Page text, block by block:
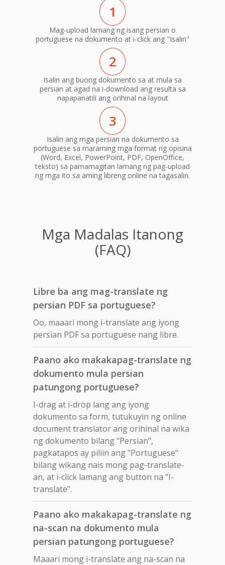
1
Mag-upload lamang ng isang persian o
portuguese na dokumento at i-click ang "Isalin"
2
Isalin ang buong dokumento sa at mula sa
persian at agad na i-download ang resulta sa
napapanatili ang orihinal na layout
3
Isalin ang mga persian na dokumento sa
portuguese sa maraming mga format ng opisina
(Word, Excel, PowerPoint, PDF, OpenOffice,
teksto) sa pamamagitan lamang ng pag-upload
ng mga ito sa aming libreng online na tagasalin.
Mga Madalas Itanong
(FAQ)
Libre ba ang mag-translate ng
persian PDF sa portuguese?
Oo, maaari mong i-translate ang iyong
persian PDF sa portuguese nang libre.
Paano ako makakapag-translate ng
dokumento mula persian
patungong portuguese?
I-drag at i-drop lang ang iyong
dokumento sa form, tutukuyin ng online
document translator ang orihinal na wika
ng dokumento bilang "Persian",
pagkatapos ay piliin ang "Portuguese"
bilang wikang nais mong pag-translate-
an, at i-click lamang ang button na "I-
translate".
Paano ako makakapag-translate ng
na-scan na dokumento mula
persian patungong portuguese?
Maaari mong i-translate ang na-scan na